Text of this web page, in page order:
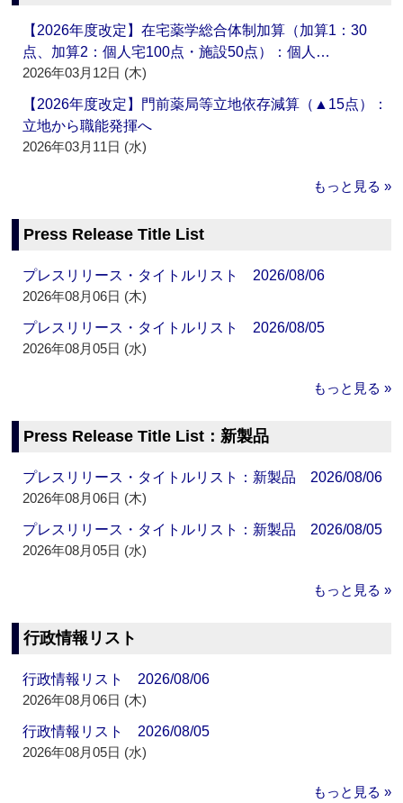
【2026年度改定】在宅薬学総合体制加算（加算1：30
点、加算2：個人宅100点・施設50点）：個人…
2026年03月12日 (木)
【2026年度改定】門前薬局等立地依存減算（▲15点）：
立地から職能発揮へ
2026年03月11日 (水)
もっと見る »
Press Release Title List
プレスリリース・タイトルリスト 2026/08/06
2026年08月06日 (木)
プレスリリース・タイトルリスト 2026/08/05
2026年08月05日 (水)
もっと見る »
Press Release Title List：新製品
プレスリリース・タイトルリスト：新製品 2026/08/06
2026年08月06日 (木)
プレスリリース・タイトルリスト：新製品 2026/08/05
2026年08月05日 (水)
もっと見る »
行政情報リスト
行政情報リスト 2026/08/06
2026年08月06日 (木)
行政情報リスト 2026/08/05
2026年08月05日 (水)
もっと見る »